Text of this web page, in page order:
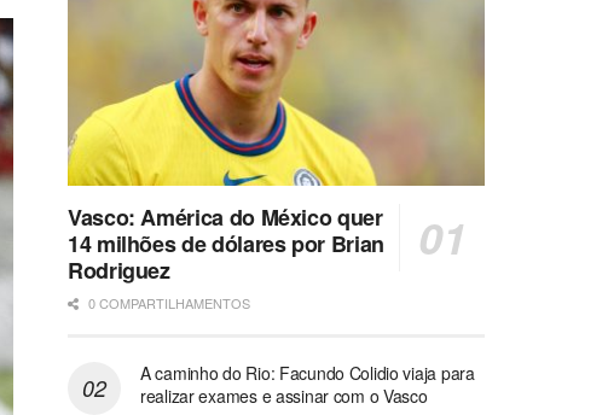
Vasco: América do México quer
14 milhões de dólares por Brian
Rodriguez
0 COMPARTILHAMENTOS
A caminho do Rio: Facundo Colidio viaja para
realizar exames e assinar com o Vasco